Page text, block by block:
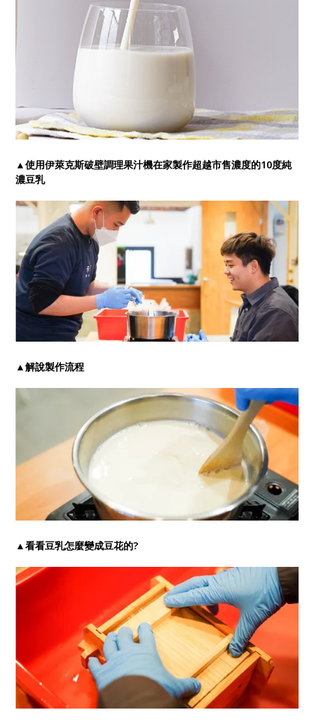
▲使用伊萊克斯破壁調理果汁機在家製作超越市售濃度的10度純
濃豆乳
▲解說製作流程
▲看看豆乳怎麼變成豆花的?